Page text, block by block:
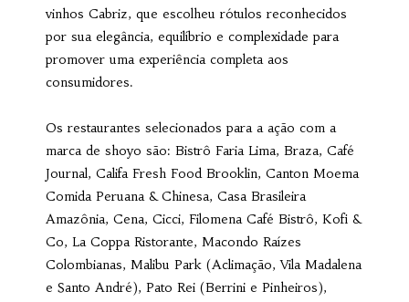
vinhos Cabriz, que escolheu rótulos reconhecidos
por sua elegância, equilíbrio e complexidade para
promover uma experiência completa aos
consumidores.
Os restaurantes selecionados para a ação com a
marca de shoyo são: Bistrô Faria Lima, Braza, Café
Journal, Califa Fresh Food Brooklin, Canton Moema
Comida Peruana & Chinesa, Casa Brasileira
Amazônia, Cena, Cicci, Filomena Café Bistrô, Kofi &
Co, La Coppa Ristorante, Macondo Raízes
Colombianas, Malibu Park (Aclimação, Vila Madalena
e Santo André), Pato Rei (Berrini e Pinheiros),